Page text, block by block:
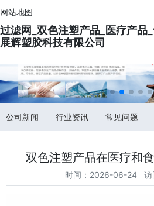
网站地图
过滤网_双色注塑产品_医疗产品
展辉塑胶科技有限公司
公司新闻 行业资讯 常见问题
双色注塑产品在医疗和
时间：2026-06-24 访